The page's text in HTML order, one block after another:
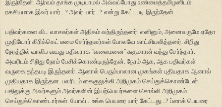
இருந்தேன். ஆர்வம் தாங்க முடியாமல் அவ்வப்போது உண்மைத்தமிழனிடம்
ரகசியமாக இவர் யார்...? அவர் யார்...? என்று கேட்டபடி இருந்தேன்.
பதிவர்களை விட வாசகர்கள் அதிகம் வந்திருந்தனர். எனினும், அனைவருமே ஏதோ
முதியோர் கிரிக்கெட் டீமை சேர்ந்தவர்கள் போலவே காட்சியளித்தனர். சிறிது
நேரத்தில் வாலிப வயது பதிவராக “வலைமனை” சுகுமாரன் வந்து சேர்ந்தார்.
அவரிடம் சிறிது நேரம் பேசிக்கொண்டிருந்தேன். நேரம் ஆக, ஆக பதிவர்கள்
வருகை தந்தபடி இருந்தனர். ஆனால் பெரும்பாலான முகங்கள் புதியதாக ஆனால்
முதியதாக இருந்தன. பலரிடம் கைகுலுக்கி அறிமுகம் செய்துக்கொண்டேன்.
பதிலுக்கு அவர்களும் அவர்களின் இயற்பெயர்களை சொல்லி அறிமுகம்
செய்துக்கொண்டார்கள். யோவ்... உங்க பெயரை யார் கேட்டது...? ப்ளாக் பெயரை